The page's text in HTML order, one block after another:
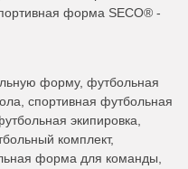
форма SECO® -
форму, футбольная
спортивная футбольная
экипировка,
комплект,
форма для команды,